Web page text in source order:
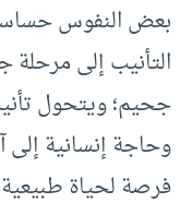
بعض النفوس حساسة
التأنيب إلى مرحلة
جحيم؛ ويتحول
وحاجة إنسانية إلى
فرصة لحياة